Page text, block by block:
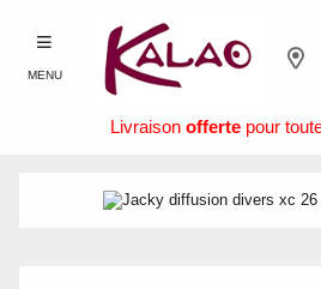
MENU
Livraison offerte pour